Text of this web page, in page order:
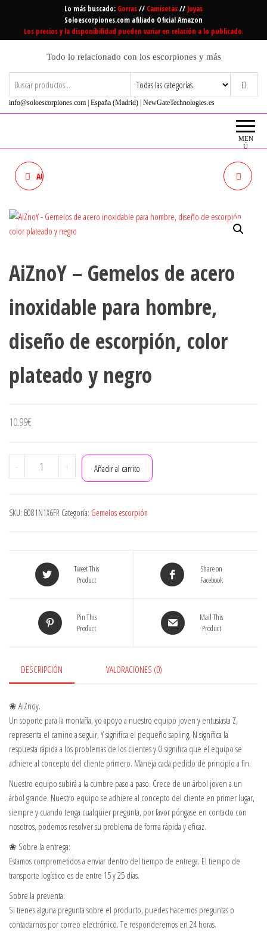
contenido
Lo más buscado: Gorras// Camisetas// Joyas
Soloescorpiones.com afiliado Oficial Amazon
Los precios y la disponibilidad pueden variar en relación a lo publicado.
Todo lo relacionado con los escorpiones y más
info@soloescorpiones.com | España (Madrid) | NewGateTechnologies.es
MEN
Ú
AUEDSA GEMELOS DE ACERO
VERDE GEMELOS 12 HECHO A MANO POR WILLIAM
STURT EN FRANCIA
AiZnoY – Gemelos de acero
inoxidable para hombre,
diseño de escorpión, color
plateado y negro
10.99€
-
AiZnoY
-
acero
hombre,
diseño
color
plateado
cantidad
+ Añadir al carrito
SKU: B081N1X6FR Categoría: Gemelos escorpión
Tweet This
Product
Share on
Facebook
Pin This
Product
Mail This
Product
DESCRIPCIÓN VALORACIONES (0)
❀ AiZnoy.
Un soporte para la montaña, yo apoyo a nuestro equipo joven y entusiasta Z,
representa el camino a seguir, Y significa el pequeño sapling, N significa la
respuesta rápida a los problemas de los clientes y O significa que el equipo se
adhiere al concepto del cliente primero. Maneja cada pedido de principio a fin.
Nuestro equipo subirá a la cumbre paso a paso. Crece de un árbol joven a un
árbol grande. Nuestro equipo se adhiere al concepto del cliente en primer lugar,
siempre y cuando tenga cualquier pregunta, por favor póngase en contacto con
nosotros, podemos resolver su problema de forma rápida y eficaz.
❀ Sobre la entrega:
Estamos comprometidos a enviar dentro del tiempo de entrega. El tiempo de
transporte logístico es de entre 15 y 25 días.
Sobre la preventa:
Si tienes alguna pregunta sobre el producto, puedes hacernos preguntas o
contactarnos por correo electrónico. Te responderemos en 24 horas.